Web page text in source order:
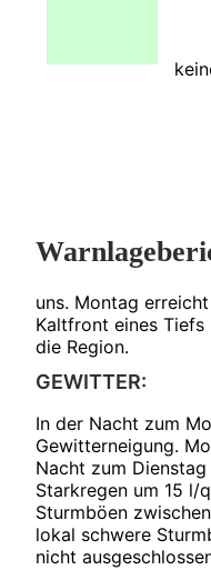
uns. Montag
Kaltfront eines
die Region.
GEWITTER:
In der Nacht zum
Gewitterneigung.
Nacht zum
Starkregen um 15 l/
Sturmböen
lokal schwere
nicht